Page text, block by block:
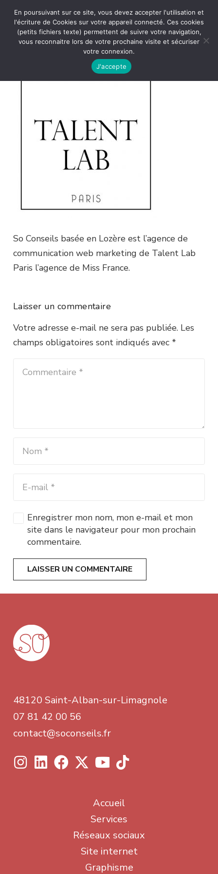
So Conseils basée en Lozère est l’agence de
communication web marketing de Talent Lab
Paris l’agence de Miss France.
Laisser un commentaire
Votre adresse e-mail ne sera pas publiée. Les
champs obligatoires sont indiqués avec *
Enregistrer mon nom, mon e-mail et mon
site dans le navigateur pour mon prochain
commentaire.
LAISSER UN COMMENTAIRE
48120 Saint-Alban-sur-Limagnole
07 81 42 00 56
contact@soconseils.fr
Accueil
Services
Réseaux sociaux
Site internet
Graphisme
En poursuivant sur ce site, vous devez accepter l'utilisation et
l'écriture de Cookies sur votre appareil connecté. Ces cookies
(petits fichiers texte) permettent de suivre votre navigation,
vous reconnaitre lors de votre prochaine visite et sécuriser
votre connexion.
J'accepte